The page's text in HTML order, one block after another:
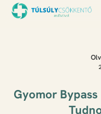
Részletfizetés
Gyomor